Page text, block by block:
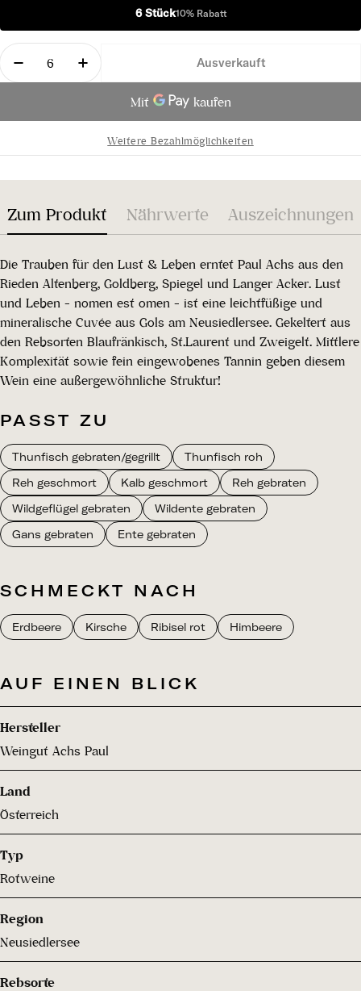
6 Stück10% Rabatt
Menge
Menge für Lust &amp; Leben 2023 verringern
Menge für Lust &amp; Leben 2023
Ausverkauft
Weitere Bezahlmöglichkeiten
Zum Produkt Nährwerte Auszeichnungen
Die Trauben für den Lust & Leben erntet Paul Achs aus den
Rieden Altenberg, Goldberg, Spiegel und Langer Acker. Lust
und Leben - nomen est omen - ist eine leichtfüßige und
mineralische Cuvée aus Gols am Neusiedlersee. Gekeltert aus
den Rebsorten Blaufränkisch, St.Laurent und Zweigelt. Mittlere
Komplexität sowie fein eingewobenes Tannin geben diesem
Wein eine außergewöhnliche Struktur!
PASST ZU
Thunfisch gebraten/gegrillt
Thunfisch roh
Reh geschmort
Kalb geschmort
Reh gebraten
Wildgeflügel gebraten
Wildente gebraten
Gans gebraten
Ente gebraten
SCHMECKT NACH
Erdbeere Kirsche Ribisel rot Himbeere
AUF EINEN BLICK
Hersteller
Weingut Achs Paul
Land
Österreich
Typ
Rotweine
Region
Neusiedlersee
Rebsorte